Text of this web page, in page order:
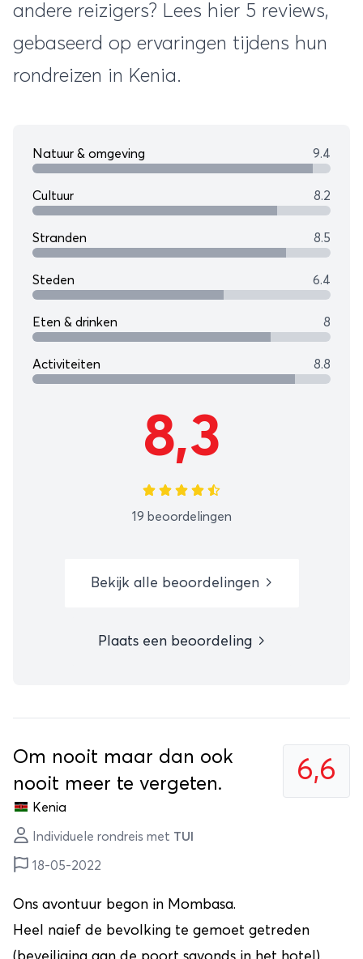
andere reizigers? Lees hier 5 reviews,
gebaseerd op ervaringen tijdens hun
rondreizen in Kenia.
Natuur & omgeving 9.4
Cultuur 8.2
Stranden 8.5
Steden 6.4
Eten & drinken 8
Activiteiten 8.8
8,3
19 beoordelingen
Bekijk alle beoordelingen
Plaats een beoordeling
6,6
Om nooit maar dan ook
nooit meer te vergeten.
Kenia
Individuele rondreis met TUI
18-05-2022
Ons avontuur begon in Mombasa.
Heel naief de bevolking te gemoet getreden